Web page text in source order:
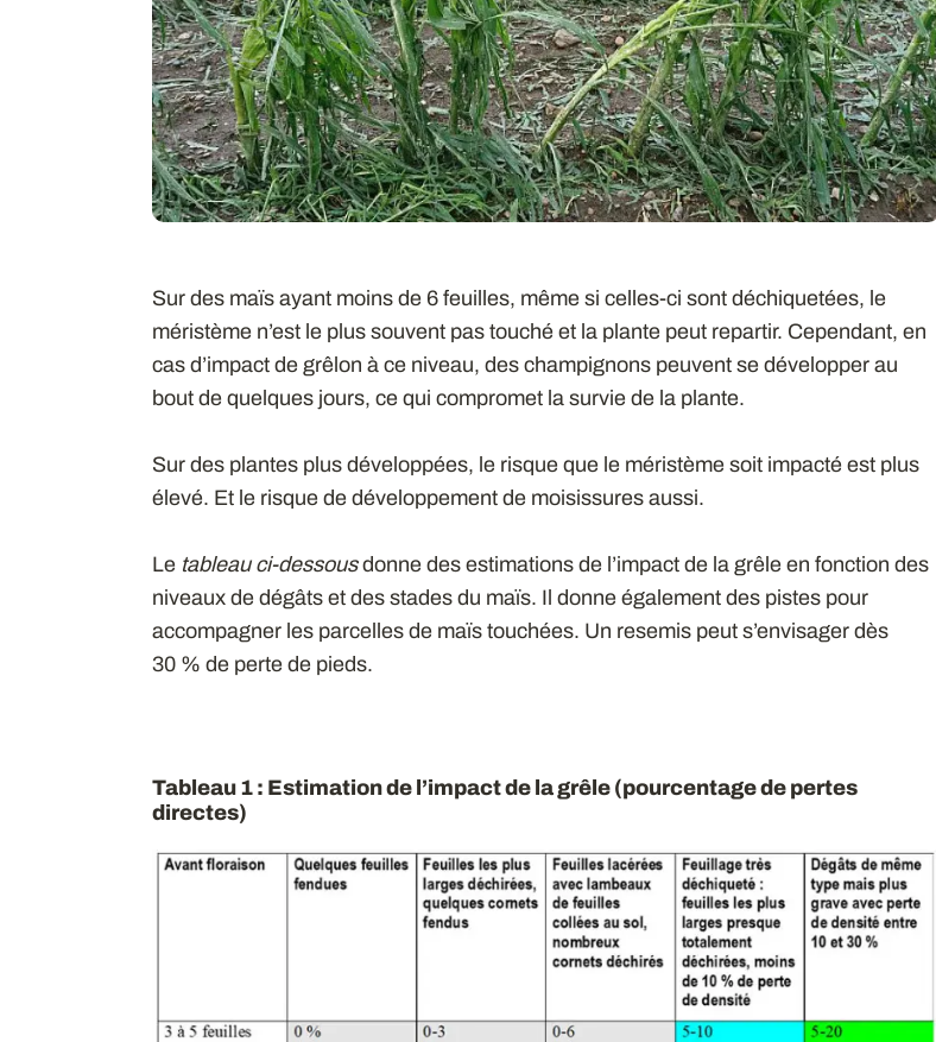
Sur des maïs ayant moins de 6 feuilles, même si celles-ci sont déchiquetées, le
méristème n’est le plus souvent pas touché et la plante peut repartir. Cependant, en
cas d’impact de grêlon à ce niveau, des champignons peuvent se développer au
bout de quelques jours, ce qui compromet la survie de la plante.
Sur des plantes plus développées, le risque que le méristème soit impacté est plus
élevé. Et le risque de développement de moisissures aussi.
Le tableau ci-dessousdonne des estimations de l’impact de la grêle en fonction des
niveaux de dégâts et des stades du maïs. Il donne également des pistes pour
accompagner les parcelles de maïs touchées. Un resemis peut s’envisager dès
30 % de perte de pieds.
Tableau 1 : Estimation de l’impact de la grêle (pourcentage de pertes
directes)